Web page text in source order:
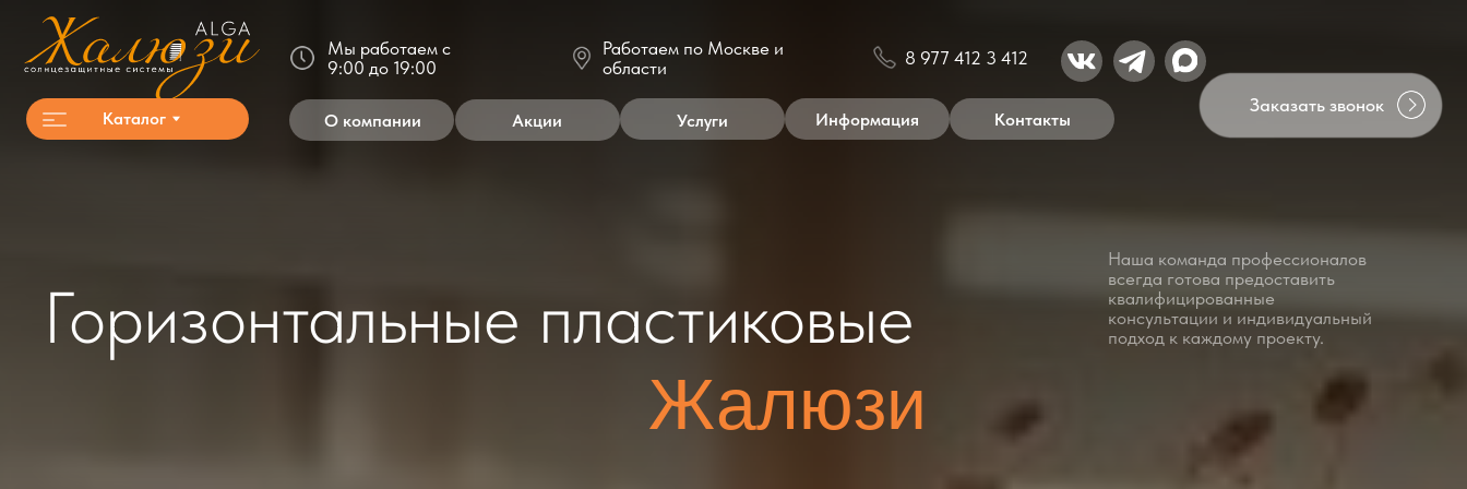
Мы работаем с
9:00 до 19:00
Работаем по Москве и
области
8 977 412 3 412
Заказать звонок
О компании Акции Услуги Информация Контакты
Горизонтальные пластиковые
Жалюзи
всегда готова предоставить
квалифицированные
консультации и индивидуальный
подход к каждому проекту.